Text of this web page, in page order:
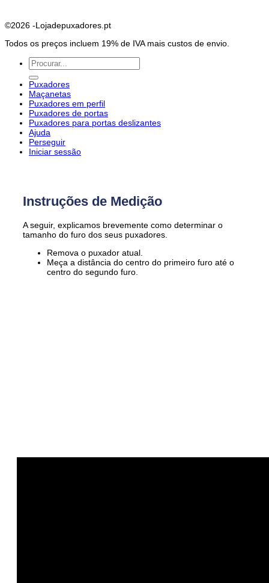
©2026 -Lojadepuxadores.pt
Todos os preços incluem 19% de IVA mais custos de envio.
Pesquisar
por:
Puxadores
Maçanetas
Puxadores em perfil
Puxadores de portas
Puxadores para portas deslizantes
Ajuda
Perseguir
Iniciar sessão
Instruções de Medição
A seguir, explicamos brevemente como determinar o
tamanho do furo dos seus puxadores.
Remova o puxador atual.
Meça a distância do centro do primeiro furo até o
centro do segundo furo.